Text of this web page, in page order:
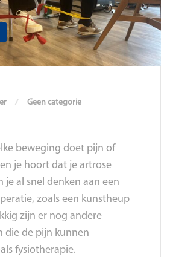
Geen categorie
beweging doet pijn of
je hoort dat je artrose
je al snel denken aan een
zoals een kunstheup
zijn er nog andere
die de pijn kunnen
fysiotherapie.